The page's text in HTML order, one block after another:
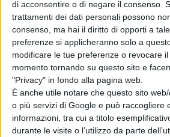
di acconsentire o di negare il consenso.
trattamenti dei dati personali possono
consenso, ma hai il diritto di opporti a
preferenze si applicheranno solo a
modificare le tue preferenze o revocare
momento tornando su questo sito e
"Privacy" in fondo alla pagina web.
È anche utile notare che questo sito
o più servizi di Google e può raccogliere
informazioni, tra cui a titolo
durante le visite o l’utilizzo da parte
La Redazione
PubblicatoOttobre 12, 2022in
Serie e Tv News